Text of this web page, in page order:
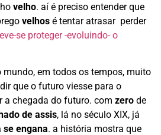
velho. aí é preciso entender que
velhos é tentar atrasar perder
se proteger -evoluindo- o
mundo, em todos os tempos, muito
que o futuro viesse para o
a chegada do futuro. com zero de
de assis, lá no século XIX, já
engana. a história mostra que